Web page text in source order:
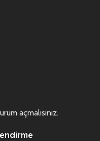
açmalısınız.